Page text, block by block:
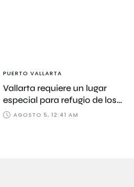
PUERTO VALLARTA
Vallarta requiere un lugar
especial para refugio de los
cocodrilos
AGOSTO 5, 12:41 AM